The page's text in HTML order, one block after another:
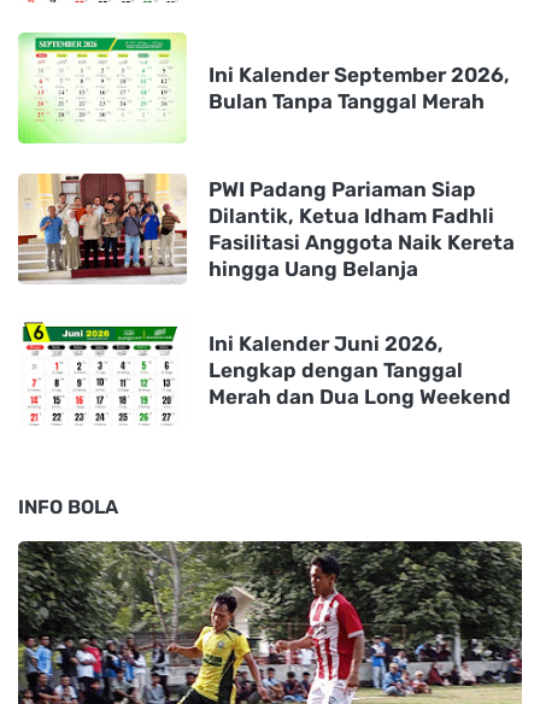
Ini Kalender September 2026,
Bulan Tanpa Tanggal Merah
PWI Padang Pariaman Siap
Dilantik, Ketua Idham Fadhli
Fasilitasi Anggota Naik Kereta
hingga Uang Belanja
Ini Kalender Juni 2026,
Lengkap dengan Tanggal
Merah dan Dua Long Weekend
INFO BOLA